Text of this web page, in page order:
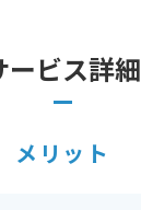
ービス詳細
メリット